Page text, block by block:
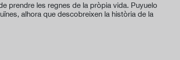
prendre les regnes de la pròpia vida. Puyuelo
alhora que descobreixen la història de la